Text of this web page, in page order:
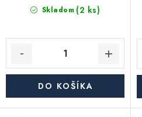
Skladom (2 ks)
DO KOŠÍKA